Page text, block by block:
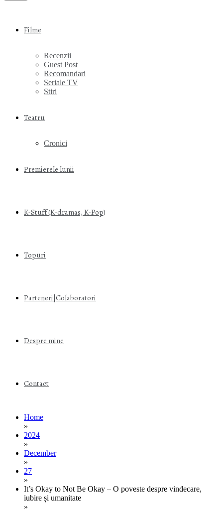
Filme
Recenzii
Guest Post
Recomandari
Seriale TV
Stiri
Teatru
Cronici
Premierele lunii
K-Stuff (K-dramas, K-Pop)
Topuri
Parteneri|Colaboratori
Despre mine
Contact
Home
»
2024
»
December
»
27
»
It’s Okay to Not Be Okay – O poveste despre vindecare,
iubire și umanitate
»